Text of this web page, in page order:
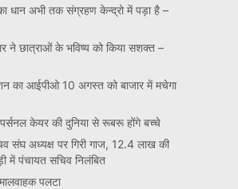
धान अभी तक संग्रहण केन्द्रो में पड़ा है –
ने छात्राओं के भविष्य को किया सशक्त –
का आईपीओ 10 अगस्त को बाजार में मचेगा
केयर की दुनिया से रूबरू होंगे बच्चे
संघ अध्यक्ष पर गिरी गाज, 12.4 लाख की
में पंचायत सचिव निलंबित
पलटा